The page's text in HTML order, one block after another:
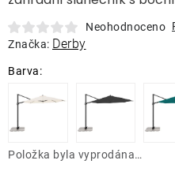
Gastro produkty
Neohodnoceno
Značka: Derby
Položka byla vyprodána…